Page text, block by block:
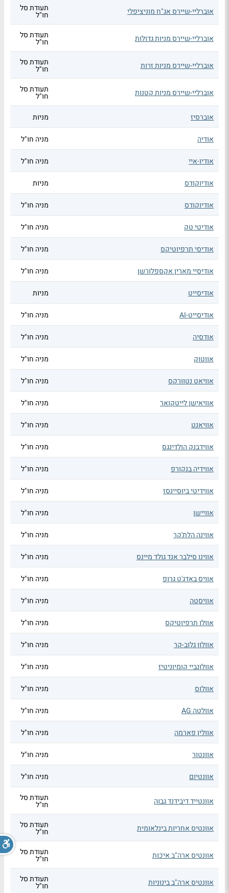
אוברליי-שיירס אג"ח מוניציפלי תעודת סל
חו"ל
אוברליי-שיירס מניות גדולות תעודת סל
חו"ל
אוברליי-שיירס מניות זרות תעודת סל
חו"ל
אוברליי-שיירס מניות קטנות תעודת סל
חו"ל
אוברסיז
מניות
אודיה מניה חו"ל
אודיו-איי מניה חו"ל
אודיוקודס מניות
אודיוקודס מניה חו"ל
אודיטי טק מניה חו"ל
אודיסי תרפיוטיקס מניה חו"ל
אודיסיי מארין אקספלורשן מניה חו"ל
אודיסייט מניות
אודיסייט-AI מניה חו"ל
אודסיה מניה חו"ל
אווטוק מניה חו"ל
אוויאט נטוורקס מניה חו"ל
אוויאישן לייטקואר מניה חו"ל
אוויאנט מניה חו"ל
אווידבנק הולדינגס מניה חו"ל
אווידיה בנקורפ מניה חו"ל
אווידיטי ביוסיינסז מניה חו"ל
אוויישן מניה חו"ל
אווינה הלת'קר מניה חו"ל
אווינו סילבר אנד גולד מיינס מניה חו"ל
אוויס באדג'ט גרופ מניה חו"ל
אוויסטה מניה חו"ל
אוולו תרפיוטיקס מניה חו"ל
אוולון גלוב-קר מניה חו"ל
אוולונביי קומיוניטיז מניה חו"ל
אוולוס מניה חו"ל
אוולטה AG מניה חו"ל
אוולין פארמה מניה חו"ל
אוונטור מניה חו"ל
אוונטיום מניה חו"ל
אוונטייד דיבידנד גבוה תעודת סל
חו"ל
אוונטיס אחריות בינלאומית תעודת סל
חו"ל
אוונטיס ארה"ב איכות תעודת סל
חו"ל
אוונטיס ארה"ב בינוניות תעודת סל
חו"ל